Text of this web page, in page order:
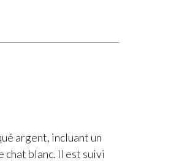
argent, incluant un
chat blanc. Il est suivi